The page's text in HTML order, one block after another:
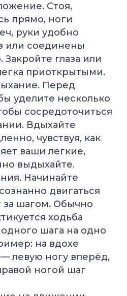
Стоя,
прямо, ноги
руки удобно
или соединены
глаза или
приоткрытыми.
Перед
уделите несколько
сосредоточиться
Вдыхайте
чувствуя, как
ваши легкие,
выдыхайте.
Начинайте
двигаться
за шагом. Обычно
ходьба
шага на одно
на вдохе
левую ногу вперёд,
ногой шаг